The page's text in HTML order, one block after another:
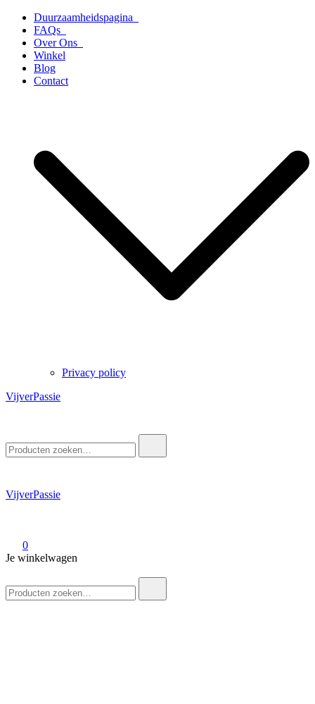
naar
inhoud
Duurzaamheidspagina
FAQs
Over Ons
Winkel
Blog
Contact
Privacy policy
VijverPassie
naar:
VijverPassie
0
Je winkelwagen
naar: